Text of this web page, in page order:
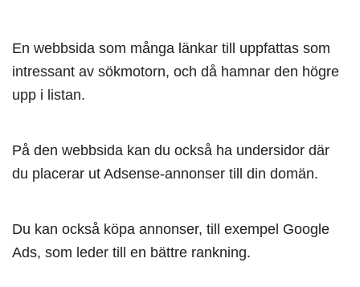
En webbsida som många länkar till uppfattas som
intressant av sökmotorn, och då hamnar den högre
upp i listan.
På den webbsida kan du också ha undersidor där
du placerar ut Adsense-annonser till din domän.
Du kan också köpa annonser, till exempel Google
Ads, som leder till en bättre rankning.